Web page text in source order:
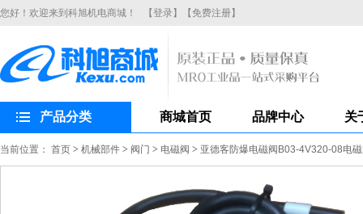
您好！欢迎来到科旭机电商城！ 【登录】 【免费注册】
产品分类 商城首页 品牌中心 关
当前位置： 首页 > 机械部件 > 阀门 > 电磁阀 > 亚德客防爆电磁阀B03-4V320-08电